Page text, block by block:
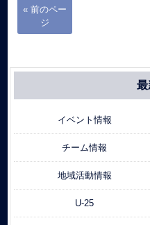
« 前のペー
ジ
最
イベント情報
チーム情報
地域活動情報
U-25